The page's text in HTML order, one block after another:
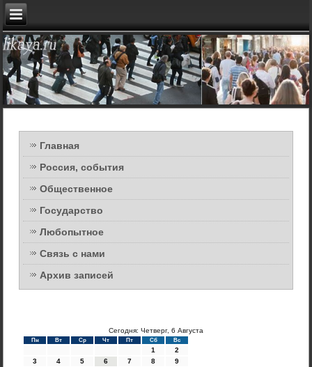
Главная
Россия, события
Общественное
Государство
Любопытное
Связь с нами
Архив записей
Сегодня: Четверг, 6 Августа
Пн Вт Ср Чт Пт Сб Вс
1
2
3
4 5 6 7 8
9